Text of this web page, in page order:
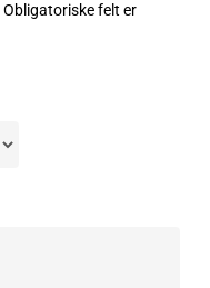
Obligatoriske felt er